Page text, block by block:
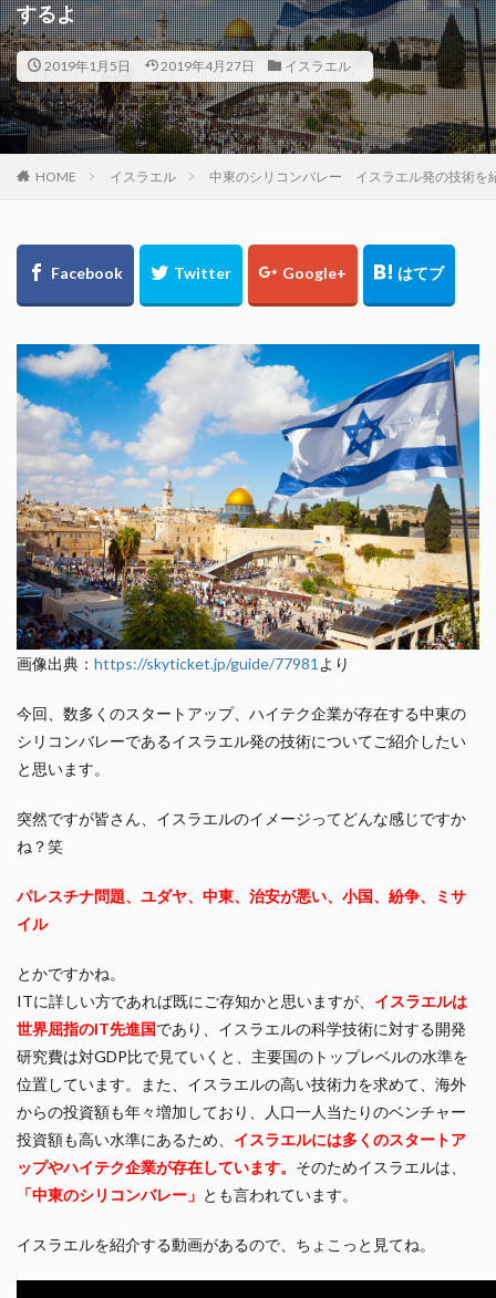
するよ
2019年1月5日 2019年4月27日 イスラエル
HOME イスラエル 中東のシリコンバレー イスラエル発の技術を
画像出典： https://skyticket.jp/guide/77981 より
今回、数多くのスタートアップ、ハイテク企業が存在する中東の
シリコンバレーであるイスラエル発の技術についてご紹介したい
と思います。
突然ですが皆さん、イスラエルのイメージってどんな感じですか
ね？笑
パレスチナ問題、ユダヤ、中東、治安が悪い、小国、紛争、ミサ
イル
とかですかね。
ITに詳しい方であれば既にご存知かと思いますが、 イスラエルは
世界屈指のIT先進国であり、イスラエルの科学技術に対する開発
研究費は対GDP比で見ていくと、主要国のトップレベルの水準を
位置しています。また、イスラエルの高い技術力を求めて、海外
からの投資額も年々増加しており、人口一人当たりのベンチャー
投資額も高い水準にあるため、 イスラエルには多くのスタートア
ップやハイテク企業が存在しています。 そのためイスラエルは、
「中東のシリコンバレー」 とも言われています。
イスラエルを紹介する動画があるので、ちょこっと見てね。